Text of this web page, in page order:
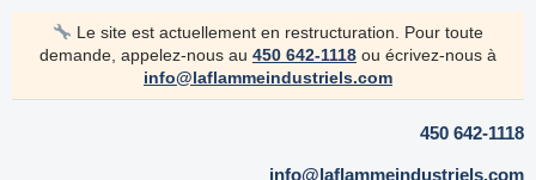
Le site est actuellement en restructuration. Pour toute
demande, appelez-nous au 450 642-1118 ou écrivez-nous à
info@laflammeindustriels.com
450 642-1118
info@laflammeindustriels.com